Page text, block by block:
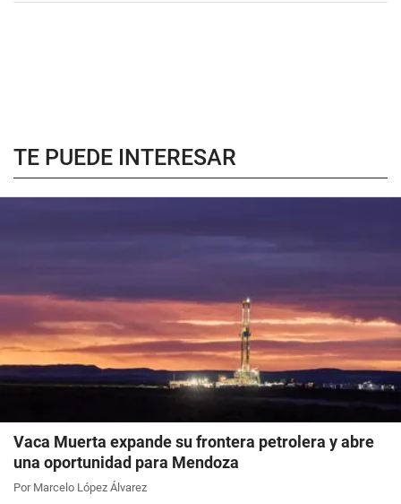
TE PUEDE INTERESAR
Vaca Muerta expande su frontera petrolera y abre
una oportunidad para Mendoza
Por Marcelo López Álvarez